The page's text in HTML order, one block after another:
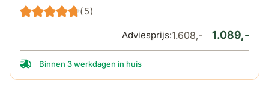
(5)
1.089,-
Adviesprijs:1.608,-
Binnen 3 werkdagen in huis